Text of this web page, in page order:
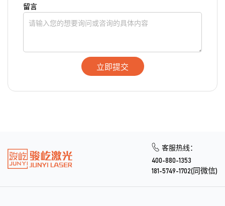
留言
立即提交
客服热线：
400-880-1353
181-5749-1702(同微信)